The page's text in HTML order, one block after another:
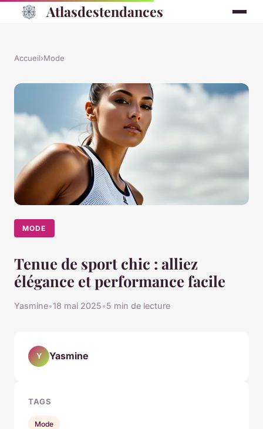
Atlasdestendances
Accueil›Mode
MODE
Tenue de sport chic : alliez
élégance et performance facile
Yasmine•18 mai 2025•5 min de lecture
Y Yasmine
TAGS
Mode